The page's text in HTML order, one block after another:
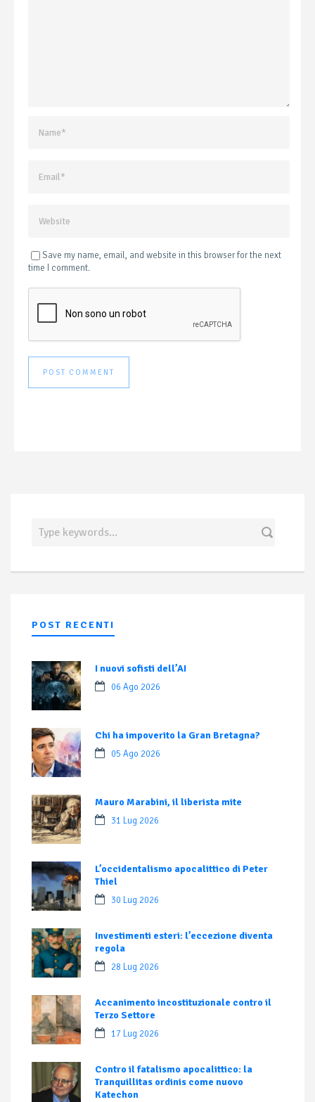
Save my name, email, and website in this browser for the next
time I comment.
POST RECENTI
I nuovi sofisti dell’AI
06 Ago 2026
Chi ha impoverito la Gran Bretagna?
05 Ago 2026
Mauro Marabini, il liberista mite
31 Lug 2026
L’occidentalismo apocalittico di Peter
Thiel
30 Lug 2026
Investimenti esteri: l’eccezione diventa
regola
28 Lug 2026
Accanimento incostituzionale contro il
Terzo Settore
17 Lug 2026
Contro il fatalismo apocalittico: la
Tranquillitas ordinis come nuovo
Katechon